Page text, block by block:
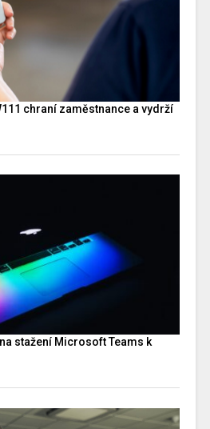
chraní zaměstnance a vydrží
stažení Microsoft Teams k